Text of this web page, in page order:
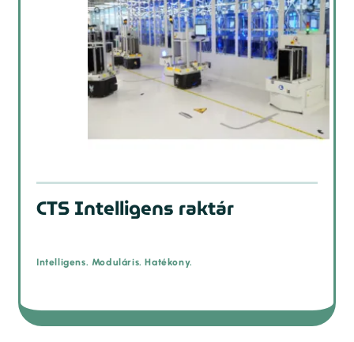
CTS Intelligens raktár
Intelligens. Moduláris. Hatékony.